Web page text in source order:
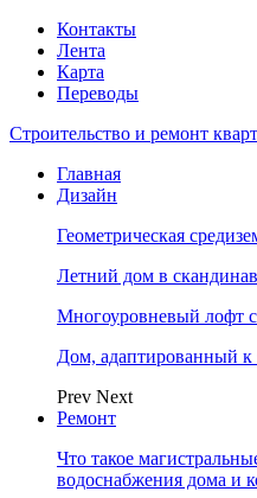
Контакты
Лента
Карта
Переводы
Строительство и ремонт
Главная
Дизайн
Геометрическая
Летний дом в
Многоуровневый лофт
Дом, адаптированный к
Prev Next
Ремонт
Что такое
водоснабжения дома и